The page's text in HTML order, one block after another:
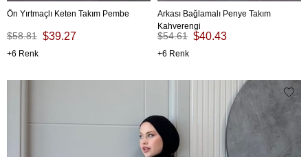
Ön Yırtmaçlı Keten Takım Pembe
$39.27
$58.81
6
Arkası Bağlamalı Penye Takım
Kahverengi
$40.43
$54.61
6